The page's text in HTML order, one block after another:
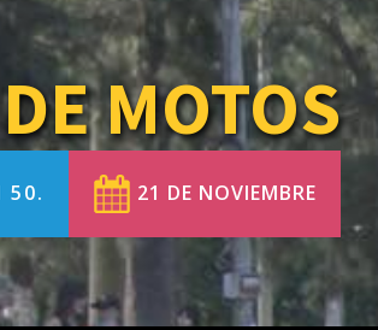
MOTOS
50. 21 DE NOVIEMBRE